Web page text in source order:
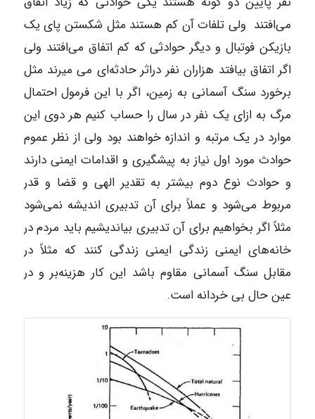
می‌افتند ولی تلفات آن کم هستند مثل شکستن پای یک
بازیکن فوتبال و دیگر حوادثی که کم اتفاق می‌افتند ولی
اگر اتفاق بیافتد هزاران نفر دراثر حادثه‌ای می میرند مثل
برخورد سنگ آسمانی به زمین، اگر با این فرمول احتمال
مرگ به ازای یک نفر در سال را حساب کنیم هر دوی این
موارد در یک مرتبه و اندازه خواهند بود ولی از نظر عموم
حوادث مورد اول نیاز به پیشگیری و اقدامات ایمنی دارند
و حوادث نوع دوم بیشتر به تقدیر الهی و قضا و قدر
مربوط می‌شود و عملاً برای آن تدبیری اندیشه نمی‌شود
مثلاً اگر بخواهیم برای آن تدبیری بیاندیشیم باید مردم در
خانه‌های ایمنی زندگی ایمنی زندگی کنند که مثلاً در
مقابل سنگ آسمانی مقاوم باشد این کار هزینه‌بر و در
عین حال بی خردانه است.